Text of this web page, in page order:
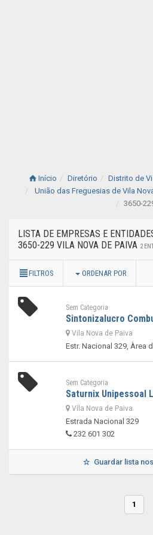
Início Diretório Distrito de
União das Freguesias de Vila
3650-
LISTA DE EMPRESAS E
3650-229 VILA NOVA DE PAIVA 2
FILTROS ORDENAR POR
Sem Categoria
Sintonizalucro
Vila Nova de Paiva
Estr. Nacional 329, Àrea
Sem Categoria
Saturnix Unipessoal
Vila Nova de Paiva
Estrada Nacional 329
232 601 302
Guardar lista
1